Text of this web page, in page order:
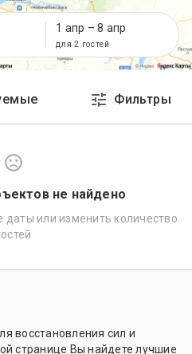
1 апр – 8 апр
для 2 гостей
Фильтры
не найдено
даты или изменить количество
восстановления сил и
странице Вы найдете лучшие